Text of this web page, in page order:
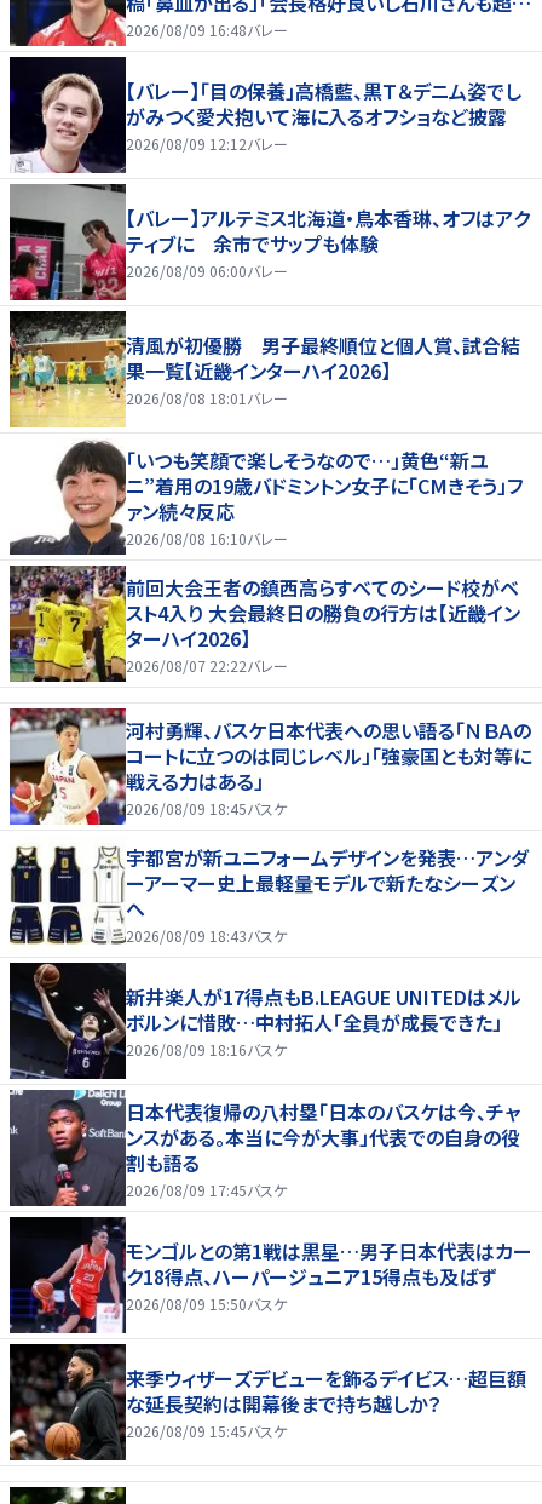
好いい」
2026/08/09 16:48バレー
【バレー】「目の保養」高橋藍、黒Ｔ＆デニム姿でし
がみつく愛犬抱いて海に入るオフショなど披露
2026/08/09 12:12バレー
【バレー】アルテミス北海道・鳥本香琳、オフはアク
ティブに 余市でサップも体験
2026/08/09 06:00バレー
清風が初優勝 男子最終順位と個人賞、試合結
果一覧【近畿インターハイ2026】
2026/08/08 18:01 バレー
「いつも笑顔で楽しそうなので…」黄色“新ユ
ニ”着用の19歳バドミントン女子に「CMきそう」フ
ァン続々反応
2026/08/08 16:10バレー
前回大会王者の鎮西高らすべてのシード校がベ
スト4入り 大会最終日の勝負の行方は【近畿イン
ターハイ2026】
2026/08/07 22:22バレー
河村勇輝、バスケ日本代表への思い語る「ＮＢＡの
コートに立つのは同じレベル」「強豪国とも対等に
戦える力はある」
2026/08/09 18:45バスケ
宇都宮が新ユニフォームデザインを発表…アンダ
ーアーマー史上最軽量モデルで新たなシーズン
へ
2026/08/09 18:43バスケ
新井楽人が17得点もB.LEAGUE UNITEDはメル
ボルンに惜敗…中村拓人「全員が成長できた」
2026/08/09 18:16バスケ
日本代表復帰の八村塁「日本のバスケは今、チャ
ンスがある。本当に今が大事」代表での自身の役
割も語る
2026/08/09 17:45バスケ
モンゴルとの第1戦は黒星…男子日本代表はカー
ク18得点、ハーパージュニア15得点も及ばず
2026/08/09 15:50バスケ
来季ウィザーズデビューを飾るデイビス…超巨額
な延長契約は開幕後まで持ち越しか？
2026/08/09 15:45バスケ